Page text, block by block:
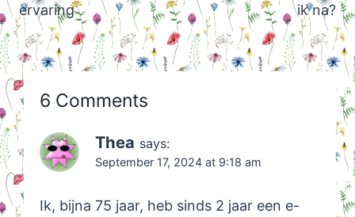
ervaring
ik na?
6 Comments
Thea says:
September 17, 2024 at 9:18 am
Ik, bijna 75 jaar, heb sinds 2 jaar een e-